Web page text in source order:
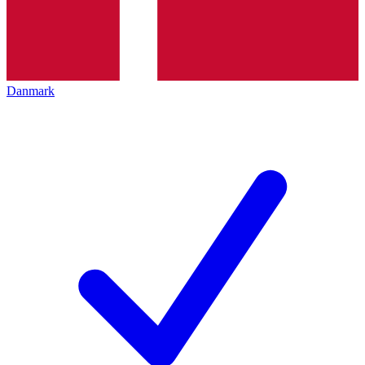
Danmark